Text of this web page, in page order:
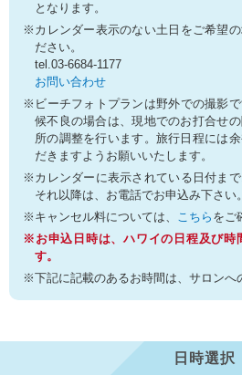
となります。
※カレンダー表示のない土日をご希望
ださい。
tel.03-6684-1177
お問い合わせ
※ビーチフォトプランは野外での撮影
候不良の場合は、現地でのお打合せ
所の調整を行います。旅行日程には
だきますようお願いいたします。
※カレンダーに表示されている日付まで
それ以降は、お電話でお申込み下さい。
※キャンセル料については、 こちら をご
※お申込日時は、ハワイの日程及び時
す。
※下記に記載のあるお時間は、サロンへ
日時選択